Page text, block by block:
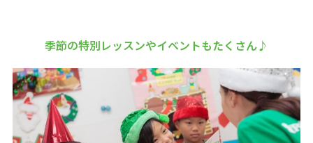
季節の特別レッスンやイベントもたくさん♪